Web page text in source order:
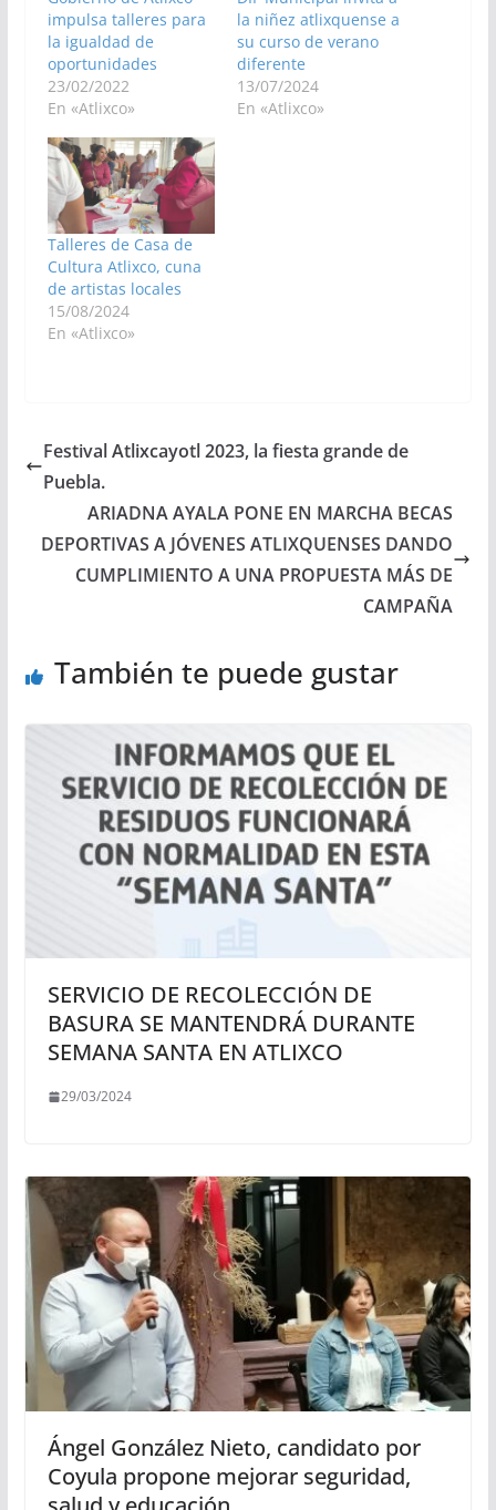
impulsa talleres para
la igualdad de
oportunidades
23/02/2022
En «Atlixco»
la niñez atlixquense a
su curso de verano
diferente
13/07/2024
En «Atlixco»
Talleres de Casa de
Cultura Atlixco, cuna
de artistas locales
15/08/2024
En «Atlixco»
Festival Atlixcayotl 2023, la fiesta grande de
Puebla.
ARIADNA AYALA PONE EN MARCHA BECAS
DEPORTIVAS A JÓVENES ATLIXQUENSES DANDO
CUMPLIMIENTO A UNA PROPUESTA MÁS DE
CAMPAÑA
También te puede gustar
SERVICIO DE RECOLECCIÓN DE
BASURA SE MANTENDRÁ DURANTE
SEMANA SANTA EN ATLIXCO
29/03/2024
Ángel González Nieto, candidato por
Coyula propone mejorar seguridad,